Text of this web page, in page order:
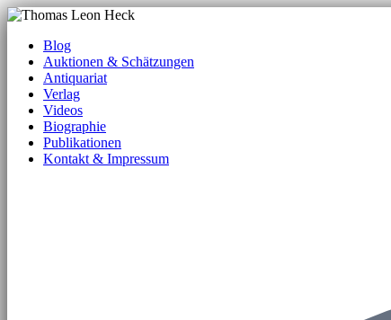
Blog
Auktionen & Schätzungen
Antiquariat
Verlag
Videos
Biographie
Publikationen
Kontakt & Impressum